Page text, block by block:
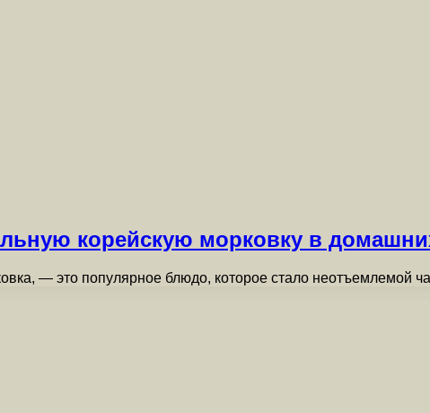
корейскую морковку в
— это популярное блюдо, которое стало неотъемлемой